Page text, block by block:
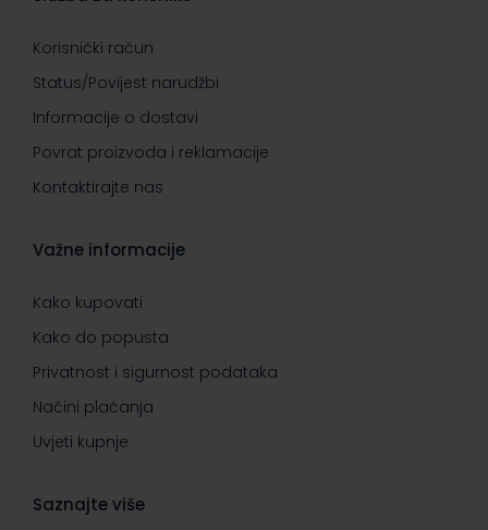
Korisnički račun
Status/Povijest narudžbi
Informacije o dostavi
Povrat proizvoda i reklamacije
Kontaktirajte nas
Važne informacije
Kako kupovati
Kako do popusta
Privatnost i sigurnost podataka
Načini plaćanja
Uvjeti kupnje
Saznajte više